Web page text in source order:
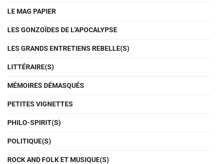
LE MAG PAPIER
LES GONZOÏDES DE L'APOCALYPSE
LES GRANDS ENTRETIENS REBELLE(S)
LITTÉRAIRE(S)
MÉMOIRES DÉMASQUÉS
PETITES VIGNETTES
PHILO-SPIRIT(S)
POLITIQUE(S)
ROCK AND FOLK ET MUSIQUE(S)